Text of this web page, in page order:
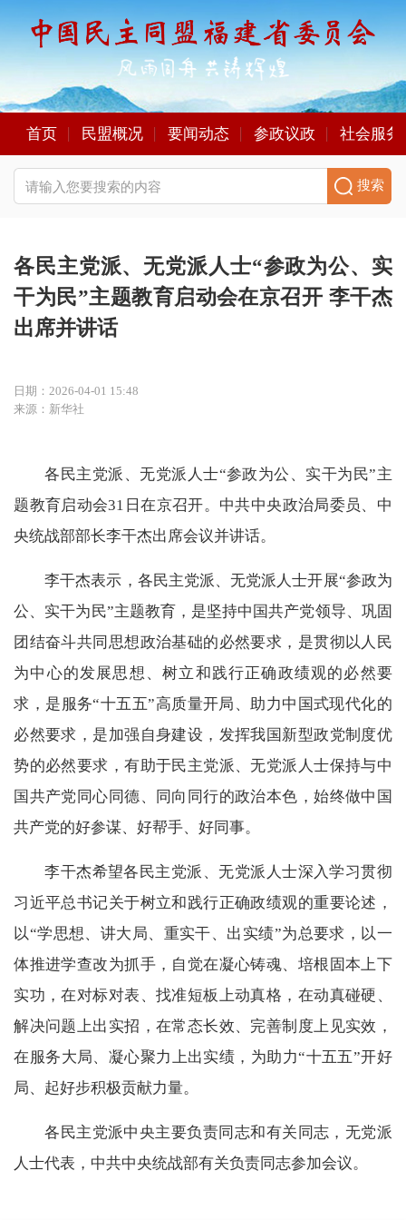
首页 民盟概况 要闻动态 参政议政 社会服务
搜索
各民主党派、无党派人士“参政为公、实
干为民”主题教育启动会在京召开 李干杰
出席并讲话
日期：2026-04-01 15:48
来源：新华社
各民主党派、无党派人士“参政为公、实干为民”主
题教育启动会31日在京召开。中共中央政治局委员、中
央统战部部长李干杰出席会议并讲话。
李干杰表示，各民主党派、无党派人士开展“参政为
公、实干为民”主题教育，是坚持中国共产党领导、巩固
团结奋斗共同思想政治基础的必然要求，是贯彻以人民
为中心的发展思想、树立和践行正确政绩观的必然要
求，是服务“十五五”高质量开局、助力中国式现代化的
必然要求，是加强自身建设，发挥我国新型政党制度优
势的必然要求，有助于民主党派、无党派人士保持与中
国共产党同心同德、同向同行的政治本色，始终做中国
共产党的好参谋、好帮手、好同事。
李干杰希望各民主党派、无党派人士深入学习贯彻
习近平总书记关于树立和践行正确政绩观的重要论述，
以“学思想、讲大局、重实干、出实绩”为总要求，以一
体推进学查改为抓手，自觉在凝心铸魂、培根固本上下
实功，在对标对表、找准短板上动真格，在动真碰硬、
解决问题上出实招，在常态长效、完善制度上见实效，
在服务大局、凝心聚力上出实绩，为助力“十五五”开好
局、起好步积极贡献力量。
各民主党派中央主要负责同志和有关同志，无党派
人士代表，中共中央统战部有关负责同志参加会议。